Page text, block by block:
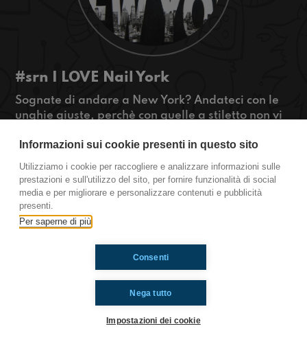
#srn I LOVE Nail York
Sognate di andare a New York? Andateci con le
unghie giuste, perchè con quelle a stiletto non vi
l'inglese o avrete gravi problemi!
#OkkinSu www.radioimmaginaria.it
Sarnano
Informazioni sui cookie presenti in questo sito
Utilizziamo i cookie per raccogliere e analizzare informazioni sulle
prestazioni e sull'utilizzo del sito, per fornire funzionalità di social
media e per migliorare e personalizzare contenuti e pubblicità
presenti.
Per saperne di più
Nega tutto
Consenti
Impostazioni dei cookie